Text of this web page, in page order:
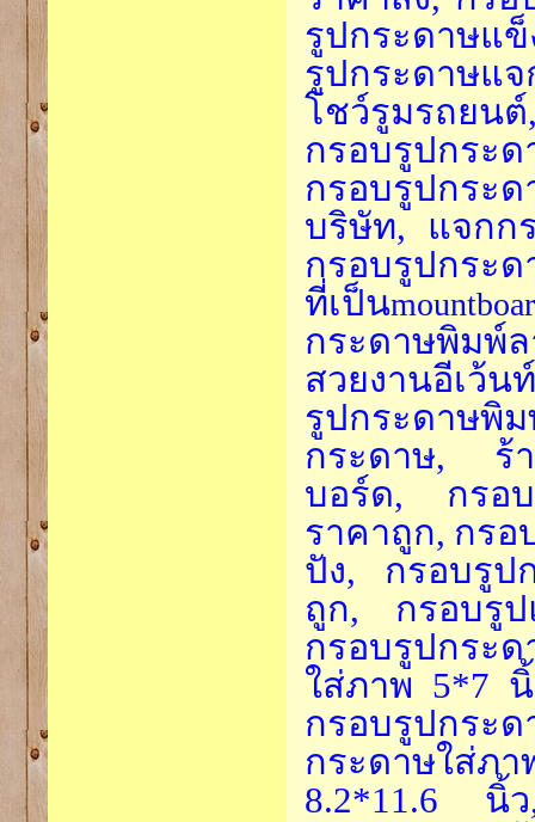
รูปกระดาษแ
รูปกระดาษ
โชว์รูมรถยน
กรอบรูปกร
กรอบรูปกระ
บริษัท, แจกก
กรอบรูปกระ
ที่เป็น
กระดาษพิมพ์
สวยงานอีเว้
รูปกระดาษพิ
กระดาษ, ร้
บอร์ด, กรอบ
ราคาถูก, กรอ
ปัง, กรอบรูป
ถูก, กรอบรูป
กรอบรูปกระ
ใส่ภาพ 5*7
กรอบรูปกร
กระดาษใส่ภ
8.2*11.6 นิ้